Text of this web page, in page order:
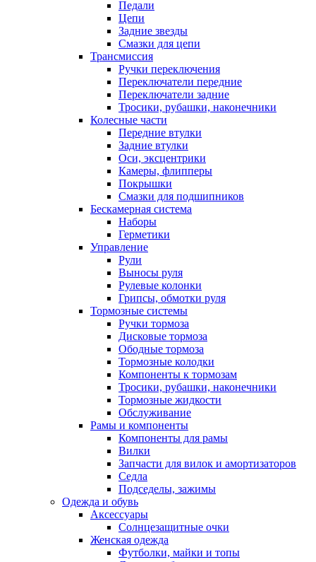
Педали
Цепи
Задние звезды
Смазки для цепи
Трансмиссия
Ручки переключения
Переключатели передние
Переключатели задние
Тросики, рубашки, наконечники
Колесные части
Передние втулки
Задние втулки
Оси, эксцентрики
Камеры, флипперы
Покрышки
Смазки для подшипников
Бескамерная система
Наборы
Герметики
Управление
Рули
Выносы руля
Рулевые колонки
Грипсы, обмотки руля
Тормозные системы
Ручки тормоза
Дисковые тормоза
Ободные тормоза
Тормозные колодки
Компоненты к тормозам
Тросики, рубашки, наконечники
Тормозные жидкости
Обслуживание
Рамы и компоненты
Компоненты для рамы
Вилки
Запчасти для вилок и амортизаторов
Седла
Подседелы, зажимы
Одежда и обувь
Аксессуары
Солнцезащитные очки
Женская одежда
Футболки, майки и топы